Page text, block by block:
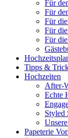
Für
Für
Für
Für
Für
Tipps &
Hochzeiten
After-
Echte
Styled
Papeterie